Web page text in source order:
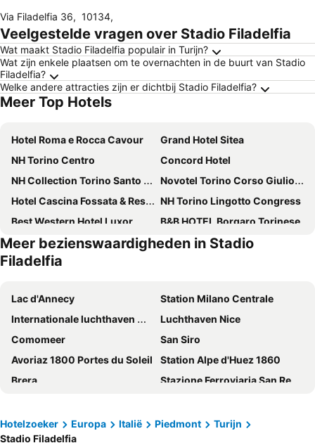
Via Filadelfia 36, 10134,
Veelgestelde vragen over Stadio Filadelfia
Wat maakt Stadio Filadelfia populair in Turijn?
Wat zijn enkele plaatsen om te overnachten in de buurt van Stadio
Filadelfia?
Welke andere attracties zijn er dichtbij Stadio Filadelfia?
Meer Top Hotels
Hotel Roma e Rocca Cavour
Grand Hotel Sitea
NH Torino Centro
Concord Hotel
NH Collection Torino Santo Stefano
Novotel Torino Corso Giulio Cesare
Hotel Cascina Fossata & Residence
NH Torino Lingotto Congress
Best Western Hotel Luxor
B&B HOTEL Borgaro Torinese
NH Collection Torino Piazza Carlina
Best Western Crystal Palace Hotel
DUPARC Contemporary Suites
B&B HOTEL Torino President
Aston Hotel
Art Hotel Boston
Principi di Piemonte UNA Esperienze
Adalesia Hotel & Coffee
Hilton Turin Centre
Best Western Hotel Genio
Diamante Mhotel
Art Hotel Olympic
Pacific Hotel Fortino
Hotel Dei Pittori
Hotel Urbani
Meer bezienswaardigheden in Stadio
Filadelfia
Lac d'Annecy
Station Milano Centrale
Internationale luchthaven Milaan-Linate
Luchthaven Nice
Comomeer
San Siro
Avoriaz 1800 Portes du Soleil
Station Alpe d'Huez 1860
Brera
Stazione Ferroviaria San Remo
Oeschinensee
fieramilano Rho
Hotelzoeker Europa Italië Piedmont
Turijn
Stadio Filadelfia